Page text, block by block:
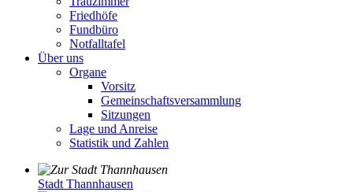
Friedhöfe
Fundbüro
Notfalltafel
Über uns
Organe
Vorsitz
Gemeinschaftsversammlung
Sitzungen
Lage und Anreise
Statistik und Zahlen
Stadt Thannhausen